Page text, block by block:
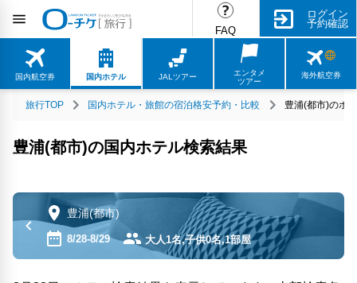
FAQ
ログイン
予約確認
国内航空券 国内ホテル JALツアー
エンタメ
ツアー
海外航空券
旅行TOP 国内ホテル・旅館の宿泊格安予約・比較 豊浦(都市)のホ
豊浦(都市)の国内ホテル検索結果
豊浦(都市)
8/28-8/29 大人1名,子供0名,1部屋